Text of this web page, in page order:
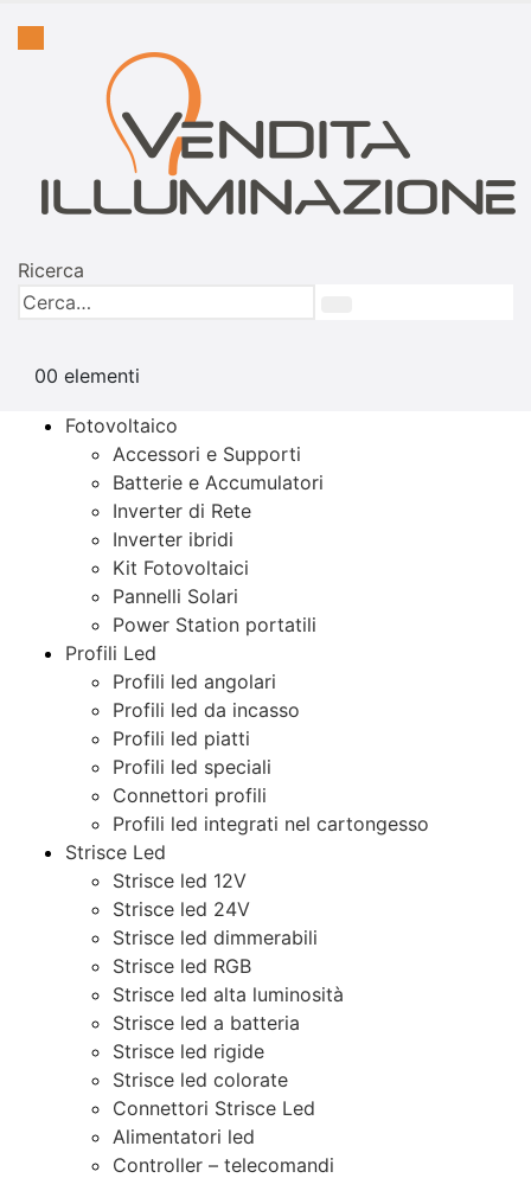
Ricerca
00 elementi
Fotovoltaico
Accessori e Supporti
Batterie e Accumulatori
Inverter di Rete
Inverter ibridi
Kit Fotovoltaici
Pannelli Solari
Power Station portatili
Profili Led
Profili led angolari
Profili led da incasso
Profili led piatti
Profili led speciali
Connettori profili
Profili led integrati nel cartongesso
Strisce Led
Strisce led 12V
Strisce led 24V
Strisce led dimmerabili
Strisce led RGB
Strisce led alta luminosità
Strisce led a batteria
Strisce led rigide
Strisce led colorate
Connettori Strisce Led
Alimentatori led
Controller – telecomandi